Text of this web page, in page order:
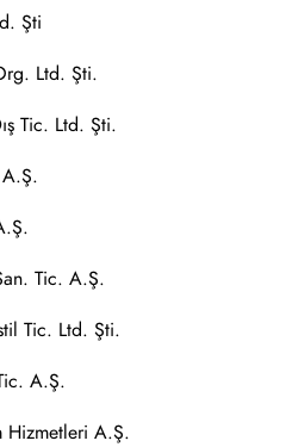
Şti
Ltd. Şti.
Tic. Ltd. Şti.
Tic. A.Ş.
Tic. Ltd. Şti.
A.Ş.
Hizmetleri A.Ş.